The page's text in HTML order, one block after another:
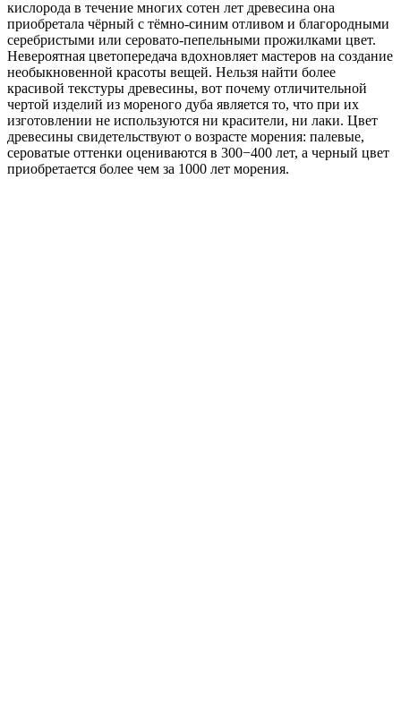
кислорода в течение многих сотен лет древесина она
приобретала чёрный с тёмно-синим отливом и благородными
серебристыми или серовато-пепельными прожилками цвет.
Невероятная цветопередача вдохновляет мастеров на создание
необыкновенной красоты вещей. Нельзя найти более
красивой текстуры древесины, вот почему отличительной
чертой изделий из мореного дуба является то, что при их
изготовлении не используются ни красители, ни лаки. Цвет
древесины свидетельствуют о возрасте морения: палевые,
сероватые оттенки оцениваются в 300−400 лет, а черный цвет
приобретается более чем за 1000 лет морения.